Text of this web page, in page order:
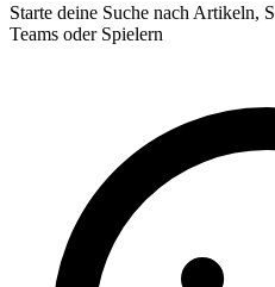
Starte deine Suche nach Artikeln,
Teams oder Spielern